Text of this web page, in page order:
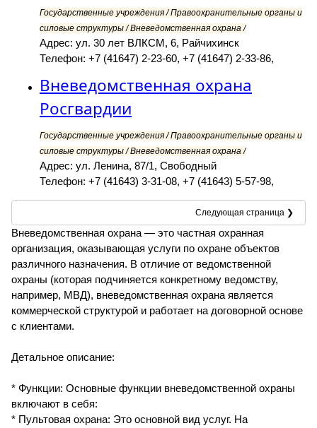
Государственные учреждения / Правоохранительные органы и
силовые структуры / Вневедомственная охрана /
Адрес: ул. 30 лет ВЛКСМ, 6, Райчихинск
Телефон: +7 (41647) 2-23-60, +7 (41647) 2-33-86,
Вневедомственная охрана
Росгвардии
Государственные учреждения / Правоохранительные органы и
силовые структуры / Вневедомственная охрана /
Адрес: ул. Ленина, 87/1, Свободный
Телефон: +7 (41643) 3-31-08, +7 (41643) 5-57-98,
Следующая страница ❯
Вневедомственная охрана — это частная охранная
организация, оказывающая услуги по охране объектов
различного назначения. В отличие от ведомственной
охраны (которая подчиняется конкретному ведомству,
например, МВД), вневедомственная охрана является
коммерческой структурой и работает на договорной основе
с клиентами.
Детальное описание:
* Функции: Основные функции вневедомственной охраны
включают в себя:
* Пультовая охрана: Это основной вид услуг. На